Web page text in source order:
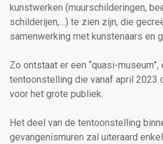
kunstwerken (muurschilderingen,
schilderijen,…) te zien zijn, die
samenwerking met kunstenaars en
Zo ontstaat er een “quasi-museum”,
tentoonstelling die vanaf april 2023
voor het grote publiek.
Het deel van de tentoonstelling
gevangenismuren zal uiteraard